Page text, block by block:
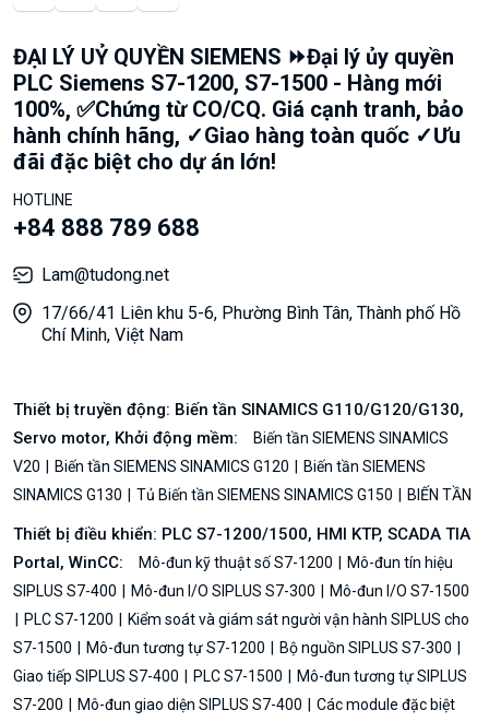
ĐẠI LÝ UỶ QUYỀN SIEMENS ⏩Đại lý ủy quyền
PLC Siemens S7-1200, S7-1500 - Hàng mới
100%, ✅Chứng từ CO/CQ. Giá cạnh tranh, bảo
hành chính hãng, ✓Giao hàng toàn quốc ✓Ưu
đãi đặc biệt cho dự án lớn!
HOTLINE
+84 888 789 688
Lam@tudong.net
17/66/41 Liên khu 5-6, Phường Bình Tân, Thành phố Hồ
Chí Minh, Việt Nam
Thiết bị truyền động: Biến tần SINAMICS G110/G120/G130,
Servo motor, Khởi động mềm:
Biến tần SIEMENS SINAMICS
V20
Biến tần SIEMENS SINAMICS G120
Biến tần SIEMENS
SINAMICS G130
Tủ Biến tần SIEMENS SINAMICS G150 BIẾN TẦN
Thiết bị điều khiển: PLC S7-1200/1500, HMI KTP, SCADA TIA
Portal, WinCC:
Mô-đun kỹ thuật số S7-1200
Mô-đun tín hiệu
SIPLUS S7-400
Mô-đun I/O SIPLUS S7-300
Mô-đun I/O S7-1500
PLC S7-1200
Kiểm soát và giám sát người vận hành SIPLUS cho
S7-1500
Mô-đun tương tự S7-1200
Bộ nguồn SIPLUS S7-300
Giao tiếp SIPLUS S7-400
PLC S7-1500
Mô-đun tương tự SIPLUS
S7-200
Mô-đun giao diện SIPLUS S7-400
Các module đặc biệt